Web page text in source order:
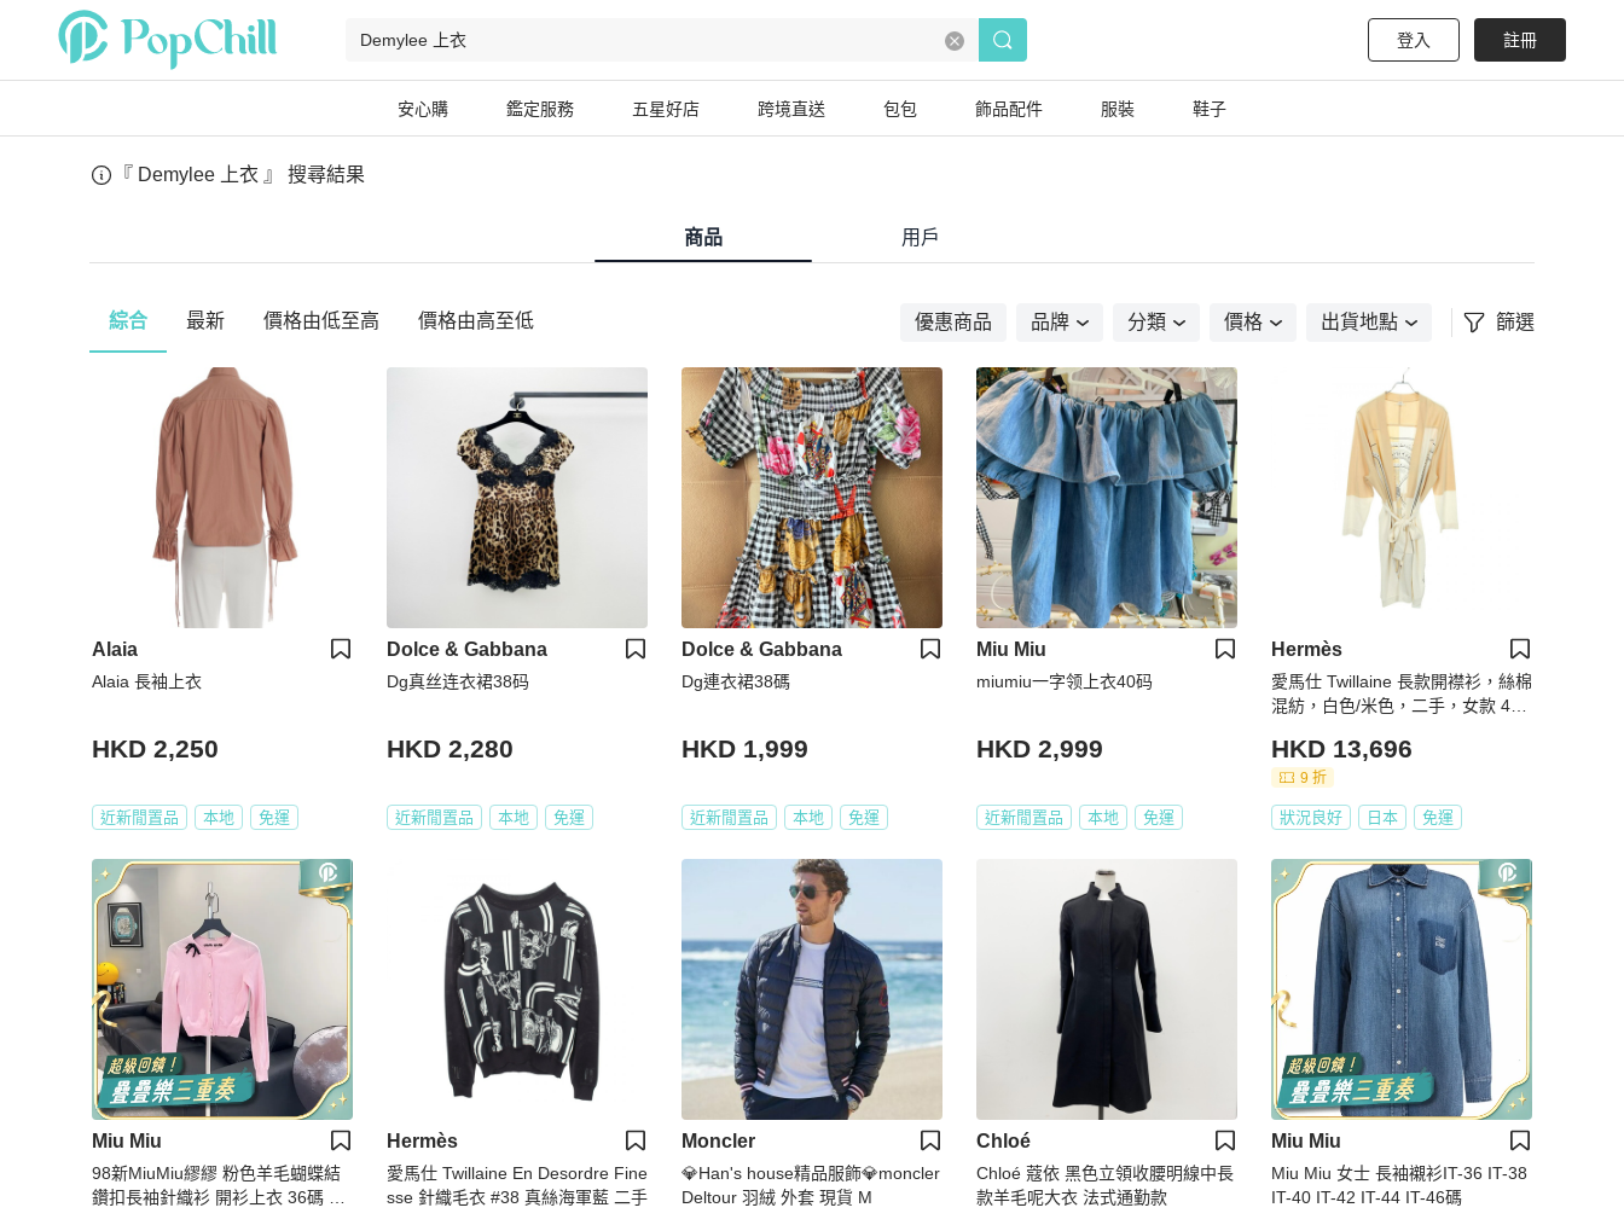
登入 註冊
安心購 鑑定服務 五星好店 跨境直送 包包 飾品配件 服裝 鞋子
『 Demylee 上衣 』 搜尋結果
商品 用戶
綜合 最新 價格由低至高 價格由高至低 優惠商品 品牌 分類 價格 出貨地點 篩選
Alaia
Alaia 長袖上衣
HKD 2,250
近新閒置品 本地 免運
Dolce & Gabbana
Dg真丝连衣裙38码
HKD 2,280
近新閒置品 本地 免運
Dolce & Gabbana
Dg連衣裙38碼
HKD 1,999
近新閒置品 本地 免運
Miu Miu
miumiu一字领上衣40码
HKD 2,999
近新閒置品 本地 免運
Hermès
愛馬仕 Twillaine 長款開襟衫，絲棉
混紡，白色/米色，二手，女款 46
HKD 13,696
9 折
狀況良好 日本 免運
Miu Miu
98新MiuMiu繆繆 粉色羊毛蝴蝶結
鑽扣長袖針織衫 開衫上衣 36碼 粉
Hermès
愛馬仕 Twillaine En Desordre Fine
sse 針織毛衣 #38 真絲海軍藍 二手
Moncler
💎Han's house精品服飾💎moncler
Deltour 羽絨 外套 現貨 M
Chloé
Chloé 蔻依 黑色立領收腰明線中長
款羊毛呢大衣 法式通勤款
Miu Miu
Miu Miu 女士 長袖襯衫IT-36 IT-38
IT-40 IT-42 IT-44 IT-46碼